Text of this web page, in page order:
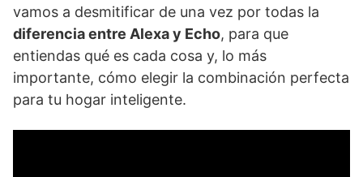
vamos a desmitificar de una vez por todas la
diferencia entre Alexa y Echo, para que
entiendas qué es cada cosa y, lo más
importante, cómo elegir la combinación perfecta
para tu hogar inteligente.